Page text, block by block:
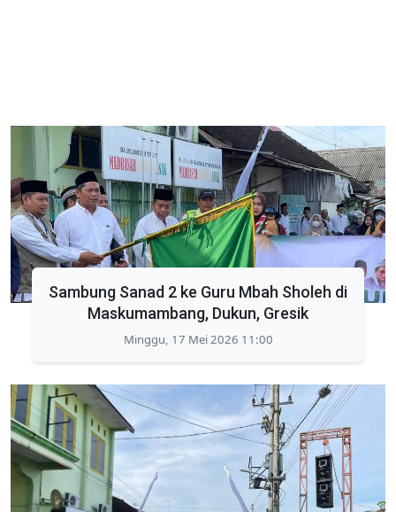
Sambung Sanad 2 ke Guru Mbah Sholeh di
Maskumambang, Dukun, Gresik
Minggu, 17 Mei 2026 11:00